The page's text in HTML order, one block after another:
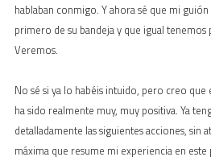
hablaban conmigo. Y ahora sé que mi
primero de su bandeja y que igual tenemos
Veremos.
No sé si ya lo habéis intuido, pero creo
ha sido realmente muy, muy positiva. Ya
detalladamente las siguientes acciones, sin
máxima que resume mi experiencia en